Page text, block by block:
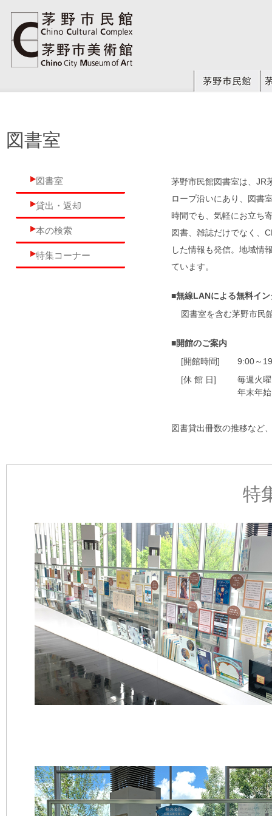
図書室
図書室
貸出・返却
本の検索
特集コーナー
茅野市民館図書室は、JR
ロープ沿いにあり、図書
時間でも、気軽にお立ち
図書、雑誌だけでなく、
した情報も発信。地域情
ています。
■無線LANによる無料イ
図書室を含む茅野市民
■開館のご案内
[開館時間]
9:00～
[休 館 日]
毎週火
年末年
図書貸出冊数の推移など
特